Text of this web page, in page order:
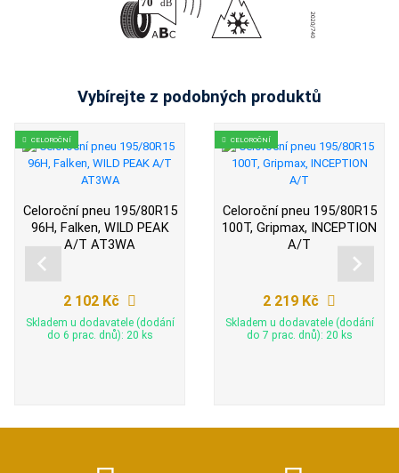
Vybírejte z podobných produktů
CELOROČNÍ
Celoroční pneu 195/80R15
96H, Falken, WILD PEAK
A/T AT3WA
2 102 Kč
Skladem u dodavatele (dodání
do 6 prac. dnů): 20 ks
CELOROČNÍ
Celoroční pneu 195/80R15
100T, Gripmax, INCEPTION
A/T
2 219 Kč
Skladem u dodavatele (dodání
do 7 prac. dnů): 20 ks